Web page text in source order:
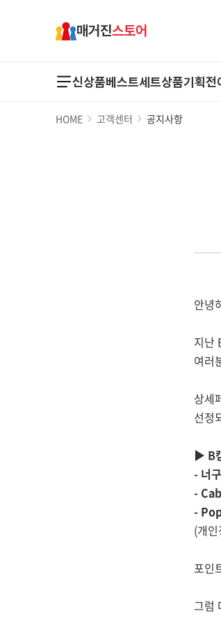
매거진스토어
신상품베스트세트상품기획전
HOME 고객센터 공지사항
안녕
지난
여러
상세
선정
▶ B
- 너
-
-
(개
포인
그럼